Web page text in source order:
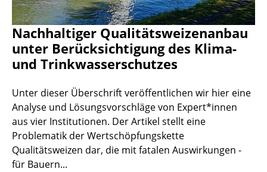
Nachhaltiger Qualitätsweizenanbau
unter Berücksichtigung des Klima-
und Trinkwasserschutzes
Unter dieser Überschrift veröffentlichen wir hier eine
Analyse und Lösungsvorschläge von Expert*innen
aus vier Institutionen. Der Artikel stellt eine
Problematik der Wertschöpfungskette
Qualitätsweizen dar, die mit fatalen Auswirkungen -
für Bauern...